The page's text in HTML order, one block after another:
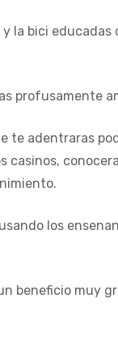
la bici
profusamente
te adentraras
los
beneficio muy